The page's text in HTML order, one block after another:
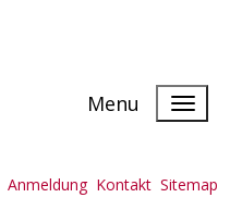
Menu
Anmeldung Kontakt Sitemap